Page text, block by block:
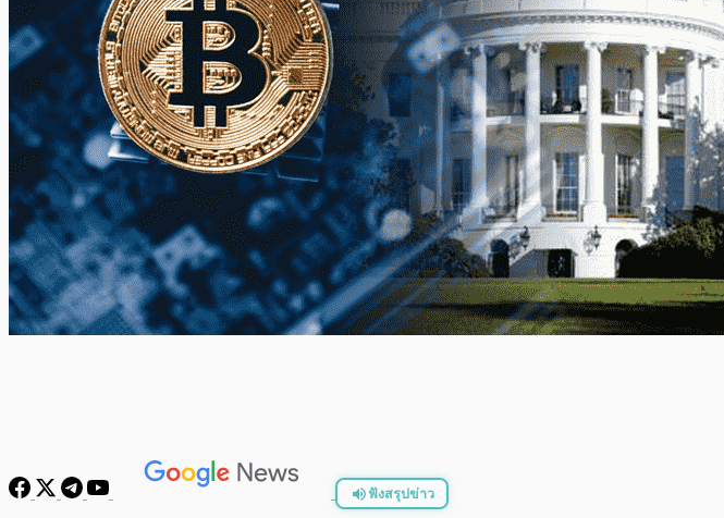
ฟังสรุปข่าว